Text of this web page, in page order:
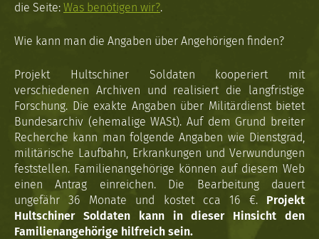
die Seite: Was benötigen wir?.
Wie kann man die Angaben über Angehörigen finden?
Projekt Hultschiner Soldaten kooperiert mit
verschiedenen Archiven und realisiert die langfristige
Forschung. Die exakte Angaben über Militärdienst bietet
Bundesarchiv (ehemalige WASt). Auf dem Grund breiter
Recherche kann man folgende Angaben wie Dienstgrad,
militärische Laufbahn, Erkrankungen und Verwundungen
feststellen. Familienangehörige können auf diesem Web
einen Antrag einreichen. Die Bearbeitung dauert
ungefähr 36 Monate und kostet cca 16 €. Projekt
Hultschiner Soldaten kann in dieser Hinsicht den
Familienangehörige hilfreich sein.